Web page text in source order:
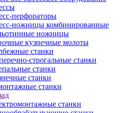
перфораторы
ножницы комбинированные
ножницы
кузнечные молоты
станки
строгальные станки
станки
станки
станки
станки